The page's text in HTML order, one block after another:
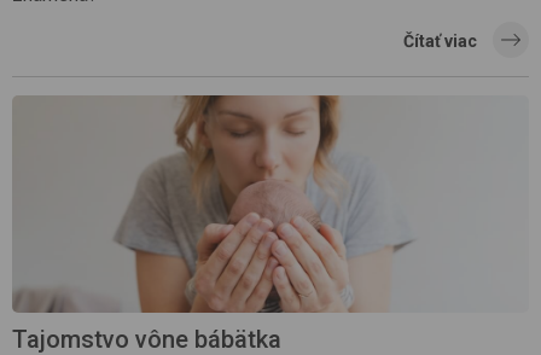
Čítať viac
Tajomstvo vône bábätka